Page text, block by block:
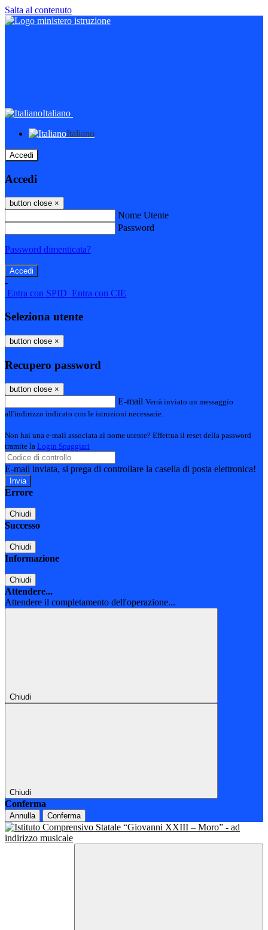
Salta al contenuto
Italiano
Italiano
Accedi
Accedi
button close ×
Nome Utente
Password
Password dimenticata?
-
Entra con SPID Entra con CIE
Seleziona utente
button close ×
Recupero password
button close ×
E-mail Verrà inviato un messaggio
all'indirizzo indicato con le istruzioni necessarie.
Non hai una e-mail associata al nome utente? Effettua il reset della password
tramite la Login Spaggiari
E-mail inviata, si prega di controllare la casella di posta elettronica!
Errore
Chiudi
Successo
Chiudi
Informazione
Chiudi
Attendere...
Attendere il completamento dell'operazione...
Chiudi
Chiudi
Conferma
Annulla Conferma